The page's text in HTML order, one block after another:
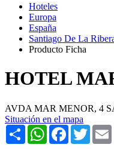
Hoteles
Europa
España
Santiago De La
Producto Ficha
HOTEL
AVDA MAR MENOR, 4
Situación en el mapa
Share WhatsAppFacebook
Twitter